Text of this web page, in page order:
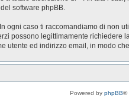
software phpBB.
caso ti raccomandiamo di non
possono legittimamente
utente ed indirizzo email, in modo
Powered by phpBB®